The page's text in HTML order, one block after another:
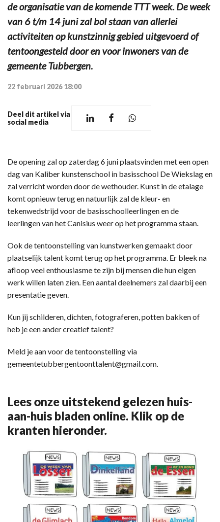
de organisatie van de komende TTT week. De week
van 6 t/m 14 juni zal bol staan van allerlei
activiteiten op kunstzinnig gebied uitgevoerd of
tentoongesteld door en voor inwoners van de
gemeente Tubbergen.
22 februari 2026 18:00
Deel dit artikel via
social media
De opening zal op zaterdag 6 juni plaatsvinden met een open
dag van Kaliber kunstenschool in basisschool De Wiekslag en
zal verricht worden door de wethouder. Kunst in de etalage
komt opnieuw terug en natuurlijk zal de kleur- en
tekenwedstrijd voor de basisschoolleerlingen en de
leerlingen van het Canisius weer op het programma staan.
Ook de tentoonstelling van kunstwerken gemaakt door
plaatselijk talent komt terug op het programma. Er bleek na
afloop veel enthousiasme te zijn bij mensen die hun eigen
werk willen laten zien. Een aantal deelnemers zal daarbij een
presentatie geven.
Kun jij schilderen, dichten, fotograferen, potten bakken of
heb je een ander creatief talent?
Meld je aan voor de tentoonstelling via
gemeentetubbergentoonttalent@gmail.com.
Lees onze uitstekend gelezen huis-
aan-huis bladen online. Klik op de
kranten hieronder.